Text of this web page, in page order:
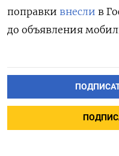
поправки внесли в
до объявления